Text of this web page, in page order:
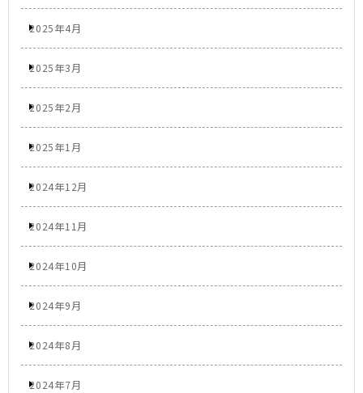
2025年4月
2025年3月
2025年2月
2025年1月
2024年12月
2024年11月
2024年10月
2024年9月
2024年8月
2024年7月